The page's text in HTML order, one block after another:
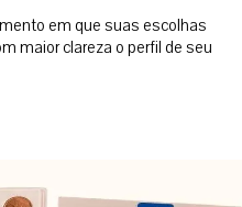
em que suas escolhas
maior clareza o perfil de seu